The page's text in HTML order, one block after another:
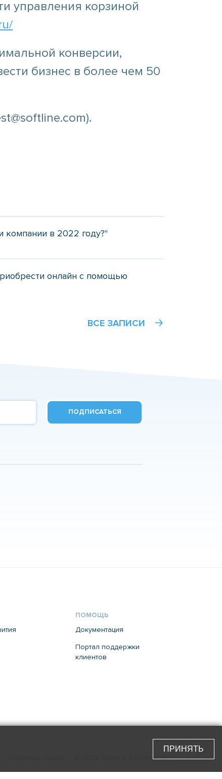
управления корзиной
конверсии,
бизнес в более чем 50
компании в 2022 году?"
онлайн с помощью
ВСЕ ЗАПИСИ
ПОДПИСАТЬСЯ
ПОМОЩЬ
Документация
Портал поддержки
клиентов
© 2026 Softline Ecommerce
ПРИНЯТЬ